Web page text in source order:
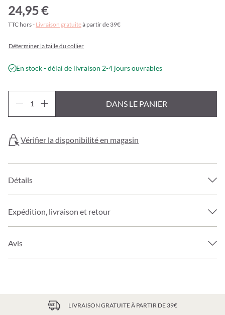
24,95 €
TTC hors - Livraison gratuiteà partir de 39€
Déterminer la taille du collier
En stock - délai de livraison 2-4 jours ouvrables
DANS LE PANIER
Vérifier la disponibilité en magasin
Détails
Expédition, livraison et retour
Avis
LIVRAISON GRATUITE À PARTIR DE 39€